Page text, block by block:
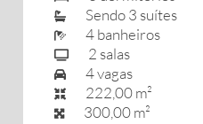
Sendo 3 suítes
4 banheiros
2 salas
4 vagas
222,00 m²
300,00 m²